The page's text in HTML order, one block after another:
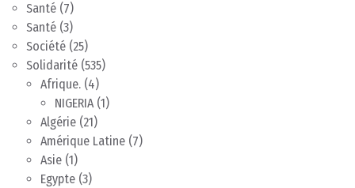
Santé (7)
Santé (3)
Société (25)
Solidarité (535)
Afrique. (4)
NIGERIA(1)
Algérie (21)
Amérique Latine (7)
Asie (1)
Egypte (3)